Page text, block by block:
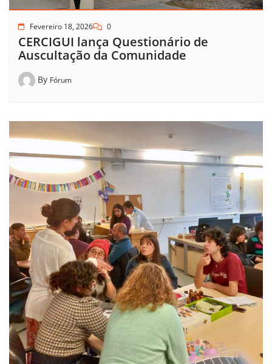
Fevereiro 18, 2026 0
CERCIGUI lança Questionário de
Auscultação da Comunidade
By Fórum